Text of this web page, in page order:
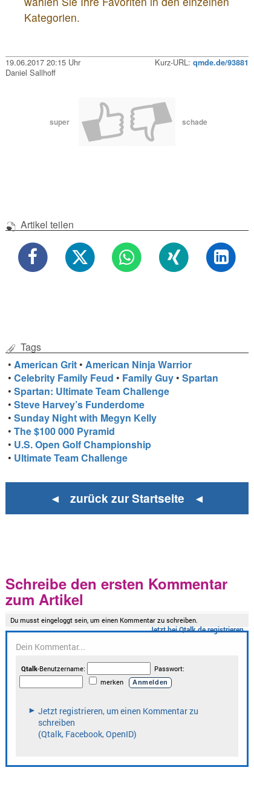
Kategorien.
19.06.2017 20:15 Uhr Kurz-URL: qmde.de/93881
Daniel Sallhoff
super schade
Artikel teilen
Tags
•American Grit •American Ninja Warrior
•Celebrity Family Feud • Family Guy •Spartan
•Spartan: Ultimate Team Challenge
•Steve Harvey’s Funderdome
•Sunday Night with Megyn Kelly
•The $100 000 Pyramid
• U.S. Open Golf Championship
• Ultimate Team Challenge
◄ zurück zur Startseite ◄
Schreibe den ersten Kommentar
zum Artikel